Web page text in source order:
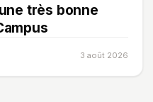
très bonne
3 août 2026